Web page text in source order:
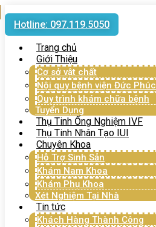
Hotline: 097.119.5050
Trang chủ
Giới Thiệu
Cơ sở vật chất
Nội quy bệnh viện Đức Phúc
Quy trình khám chữa bệnh
Tuyển Dụng
Thụ Tinh Ống Nghiệm IVF
Thụ Tinh Nhân Tạo IUI
Chuyên Khoa
Hỗ Trợ Sinh Sản
Khám Nam Khoa
Khám Phụ Khoa
Xét Nghiệm Tại Nhà
Tin tức
Khách Hàng Thành Công